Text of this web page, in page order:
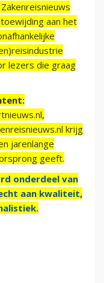
aan het
lezers die graag
krijg
jarenlange
geeft.
onderdeel van
aan kwaliteit,